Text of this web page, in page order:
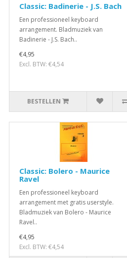
Classic: Badinerie - J.S. Bach
Een professioneel keyboard
arrangement. Bladmuziek van
Badinerie - J.S. Bach..
€4,95
Excl. BTW: €4,54
BESTELLEN
Classic: Bolero - Maurice
Ravel
Een professioneel keyboard
arrangement met gratis userstyle.
Bladmuziek van Bolero - Maurice
Ravel..
€4,95
Excl. BTW: €4,54